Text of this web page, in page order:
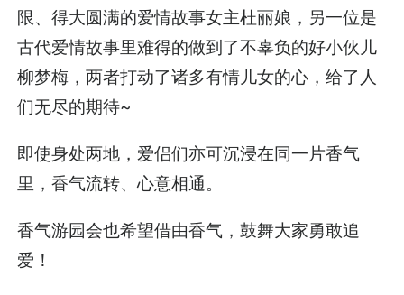
限、得大圆满的爱情故事女主杜丽娘，另一位是
古代爱情故事里难得的做到了不辜负的好小伙儿
柳梦梅，两者打动了诸多有情儿女的心，给了人
们无尽的期待~
即使身处两地，爱侣们亦可沉浸在同一片香气
里，香气流转、心意相通。
香气游园会也希望借由香气，鼓舞大家勇敢追
爱！